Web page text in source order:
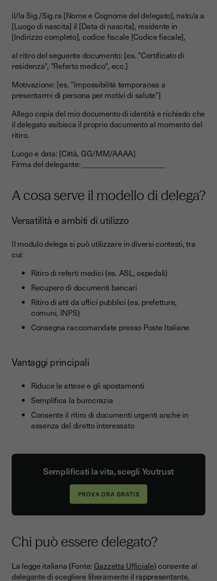
il/la Sig./Sig.ra [Nome e Cognome del delegato], nato/a a
[Luogo di nascita] il [Data di nascita], residente in
[Indirizzo completo], codice fiscale [Codice fiscale],
al ritiro del seguente documento: [es. "Certificato di
residenza", "Referto medico", ecc.]
Motivazione: [es. "Impossibilità temporanea a
presentarmi di persona per motivi di salute"]
Allego copia del mio documento di identità e richiedo che
il delegato esibisca il proprio documento al momento del
ritiro.
Luogo e data: [Città, GG/MM/AAAA]
Firma del delegante: ______________________
A cosa serve il modello di delega?
Versatilità e ambiti di utilizzo
Il modulo delega si può utilizzare in diversi contesti, tra
cui:
Ritiro di referti medici (es. ASL, ospedali)
Recupero di documenti bancari
Ritiro di atti da uffici pubblici (es. prefetture,
comuni, INPS)
Consegna raccomandate presso Poste Italiane
Vantaggi principali
Riduce le attese e gli spostamenti
Semplifica la burocrazia
Consente il ritiro di documenti urgenti anche in
assenza del diretto interessato
Semplificati la vita, scegli Youtrust
PROVA ORA GRATIS
Chi può essere delegato?
La legge italiana (Fonte: Gazzetta Ufficiale) consente al
delegante di scegliere liberamente il rappresentante,